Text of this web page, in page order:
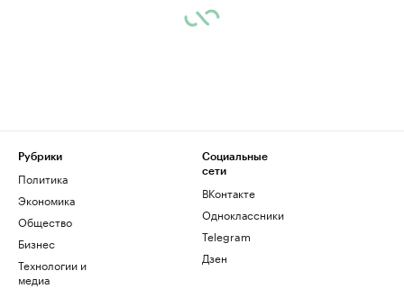
Рубрики
Политика
Экономика
Общество
Бизнес
Технологии и
медиа
Социальные
сети
ВКонтакте
Одноклассники
Telegram
Дзен